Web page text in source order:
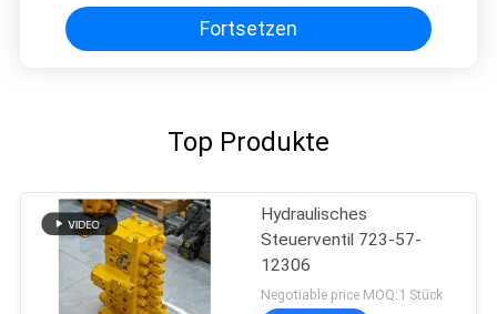
Original
Fortsetzen
Top Produkte
Hydraulisches
Steuerventil 723-57-
12306
Negotiable price MOQ:1 Stück